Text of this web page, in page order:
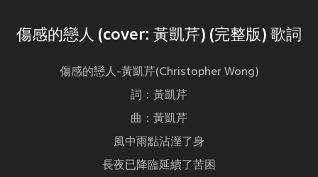
傷感的戀人 (cover: 黃凱芹) (完整版) 歌詞
傷感的戀人-黃凱芹(Christopher Wong)
詞：黃凱芹
曲：黃凱芹
風中雨點沾溼了身
長夜已降臨延續了苦困